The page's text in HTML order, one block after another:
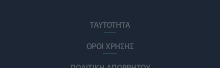
Ηλεκτρικά πατίνια: 3,5 φορές μεγαλύτερος ο κίνδυνος
σοβαρής εγκεφαλικής κάκωσης
07/08/2026 - 14:00
ΤΑΥΤΟΤΗΤΑ
ΟΡΟΙ ΧΡΗΣΗΣ